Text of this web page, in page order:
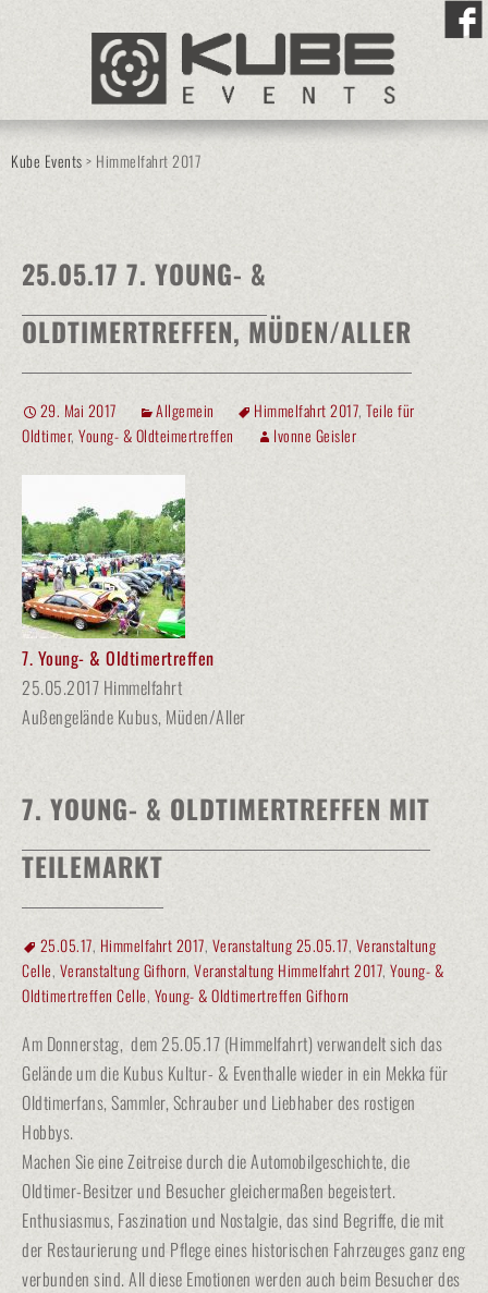
Kube Events> Himmelfahrt 2017
25.05.17 7. YOUNG- &
OLDTIMERTREFFEN, MÜDEN/ALLER
29. Mai 2017 Allgemein Himmelfahrt 2017, Teile für
Oldtimer, Young- & Oldteimertreffen Ivonne Geisler
7. Young- & Oldtimertreffen
25.05.2017 Himmelfahrt
Außengelände Kubus, Müden/Aller
7. YOUNG- & OLDTIMERTREFFEN MIT
TEILEMARKT
25.05.17, Himmelfahrt 2017, Veranstaltung 25.05.17, Veranstaltung
Celle, Veranstaltung Gifhorn, Veranstaltung Himmelfahrt 2017, Young- &
Oldtimertreffen Celle, Young- & Oldtimertreffen Gifhorn
Am Donnerstag, dem 25.05.17 (Himmelfahrt) verwandelt sich das
Gelände um die Kubus Kultur- & Eventhalle wieder in ein Mekka für
Oldtimerfans, Sammler, Schrauber und Liebhaber des rostigen
Hobbys.
Machen Sie eine Zeitreise durch die Automobilgeschichte, die
Oldtimer-Besitzer und Besucher gleichermaßen begeistert.
Enthusiasmus, Faszination und Nostalgie, das sind Begriffe, die mit
der Restaurierung und Pflege eines historischen Fahrzeuges ganz eng
verbunden sind. All diese Emotionen werden auch beim Besucher des